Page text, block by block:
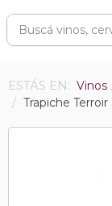
ESTÁS EN: Vinos
Trapiche